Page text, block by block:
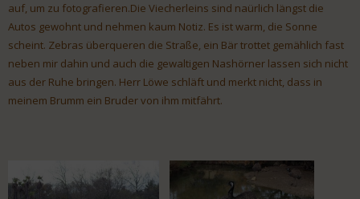
auf, um zu fotografieren.Die Viecherleins sind naürlich längst die
Autos gewohnt und nehmen kaum Notiz. Es ist warm, die Sonne
scheint. Zebras überqueren die Straße, ein Bär trottet gemählich fast
neben mir dahin und auch die gewaltigen Nashörner lassen sich nicht
aus der Ruhe bringen. Herr Löwe schläft und merkt nicht, dass in
meinem Brumm ein Bruder von ihm mitfährt.